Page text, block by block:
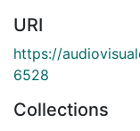
URI
https://
6528
Collections